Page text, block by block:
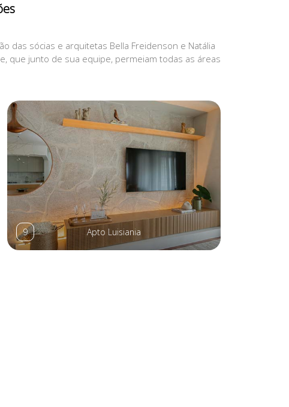
das sócias e arquitetas Bella Freidenson e Natália
que junto de sua equipe, permeiam todas as áreas
9 Apto Luisiania